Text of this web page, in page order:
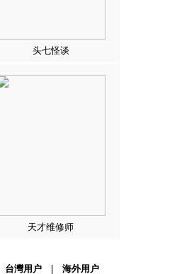
头七怪谈
天才维修师
台灣用户| 海外用户